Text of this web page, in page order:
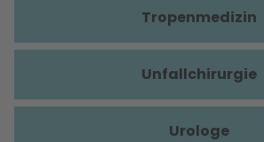
Tropenmedizin
Unfallchirurgie
Urologe